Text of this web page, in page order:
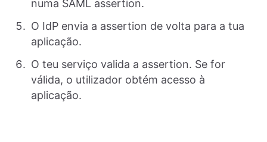
numa SAML assertion.
O IdP envia a assertion de volta para a tua
aplicação.
O teu serviço valida a assertion. Se for
válida, o utilizador obtém acesso à
aplicação.